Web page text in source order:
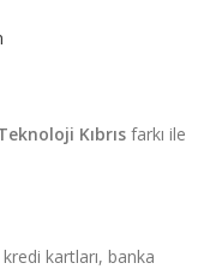
Kıbrıs farkı ile
kartları, banka